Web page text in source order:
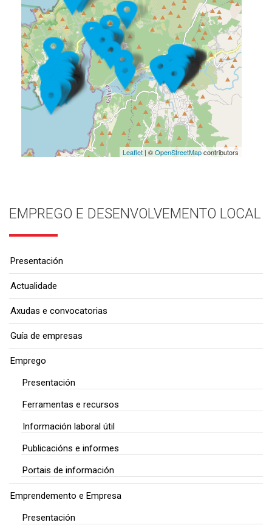
Leaflet| ©OpenStreetMapcontributors
EMPREGO E DESENVOLVEMENTO LOCAL
Presentación
Actualidade
Axudas e convocatorias
Guía de empresas
Emprego
Presentación
Ferramentas e recursos
Información laboral útil
Publicacións e informes
Portais de información
Emprendemento e Empresa
Presentación